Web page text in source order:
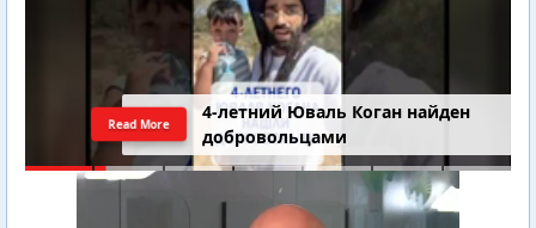
4-летний Юваль Коган найден
добровольцами
Read More